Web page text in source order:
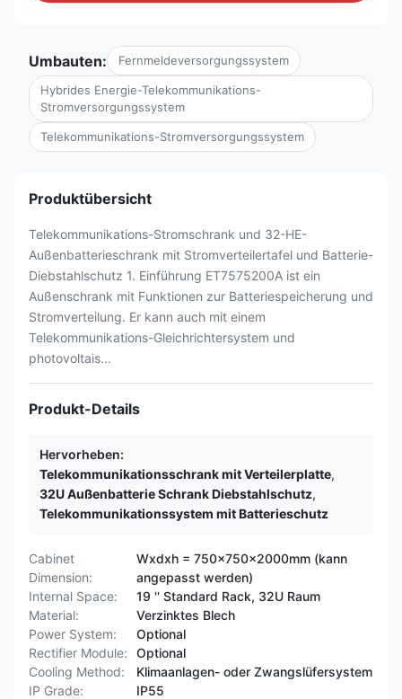
Umbauten: Fernmeldeversorgungssystem
Hybrides Energie-Telekommunikations-
Stromversorgungssystem
Telekommunikations-Stromversorgungssystem
Produktübersicht
Telekommunikations-Stromschrank und 32-HE-
Außenbatterieschrank mit Stromverteilertafel und Batterie-
Diebstahlschutz 1. Einführung ET7575200A ist ein
Außenschrank mit Funktionen zur Batteriespeicherung und
Stromverteilung. Er kann auch mit einem
Telekommunikations-Gleichrichtersystem und
photovoltais...
Produkt-Details
Hervorheben:
Telekommunikationsschrank mit Verteilerplatte,
32U Außenbatterie Schrank Diebstahlschutz,
Telekommunikationssystem mit Batterieschutz
Cabinet
Dimension:
Wxdxh = 750x750x2000mm (kann
angepasst werden)
Internal Space:
19 '' Standard Rack, 32U Raum
Material:
Verzinktes Blech
Power System:
Optional
Rectifier Module:
Optional
Cooling Method:
Klimaanlagen- oder Zwangslüfersystem
IP Grade:
IP55